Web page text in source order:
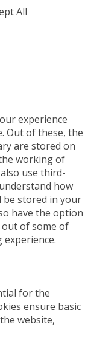
All
experience
Out of these, the
are stored on
working of
use third-
how
be stored in your
have the option
of some of
for the
ensure basic
website,